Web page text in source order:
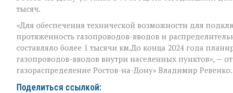
тысяч.
«Для обеспечения технической возможности для
протяженность газопроводов-вводов и
составляло более 1 тысячи км.До конца 2024 года
газопроводов-вводов внутри населенных пунктов», —
газораспределение Ростов-на-Дону» Владимир Ревенко.
Поделиться ссылкой: